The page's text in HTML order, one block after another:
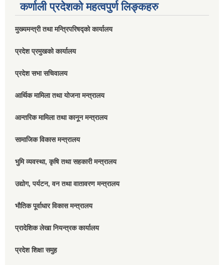
कर्णाली प्रदेशको महत्वपुर्ण लिङ्कहरु
मुख्यमन्त्री तथा मन्त्रिपरिषद्को कार्यालय
प्रदेश प्रमुखको कार्यालय
प्रदेश सभा सचिवालय
आर्थिक मामिला तथा योजना मन्त्रालय
आन्तरिक मामिला तथा कानून मन्त्रालय
सामाजिक विकास मन्त्रालय
भुमि व्यवस्था, कृषि तथा सहकारी मन्त्रालय
उद्योग, पर्यटन, वन तथा वातावरण मन्त्रालय
भौतिक पूर्वाधार विकास मन्त्रालय
प्रादेशिक लेखा नियन्त्रक कार्यालय
प्रदेश शिक्षा समुह